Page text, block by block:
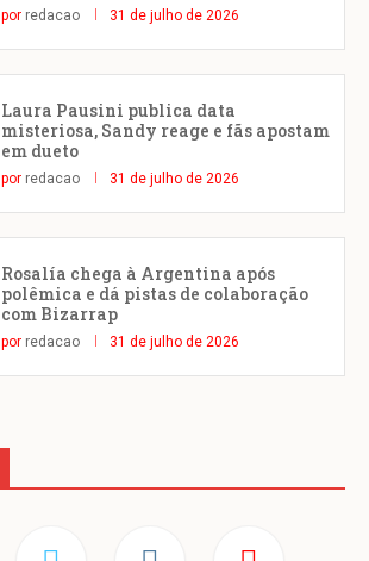
por redacao 31 de julho de 2026
Laura Pausini publica data
misteriosa, Sandy reage e fãs apostam
em dueto
por redacao 31 de julho de 2026
Rosalía chega à Argentina após
polêmica e dá pistas de colaboração
com Bizarrap
por redacao 31 de julho de 2026